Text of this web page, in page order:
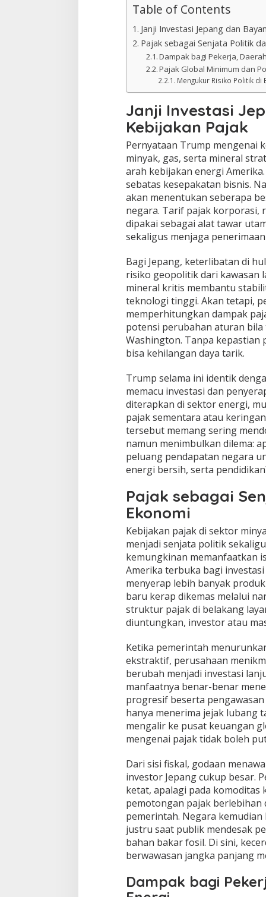
Table of Contents
Janji Investasi Jepang dan
Pajak sebagai Senjata Politik
Dampak bagi Pekerja,
Pajak Global Minimum dan
Mengukur Risiko Politik di
Janji Investasi
Kebijakan Pajak
Pernyataan Trump mengenai
minyak, gas, serta mineral
arah kebijakan energi
sebatas kesepakatan bisnis.
akan menentukan seberapa
negara. Tarif pajak korporasi,
dipakai sebagai alat tawar
sekaligus menjaga
Bagi Jepang, keterlibatan di
risiko geopolitik dari kawasan
mineral kritis membantu
teknologi tinggi. Akan tetapi,
memperhitungkan dampak
potensi perubahan aturan
Washington. Tanpa kepastian
bisa kehilangan daya tarik.
Trump selama ini identik
memacu investasi dan
diterapkan di sektor energi,
pajak sementara atau
tersebut memang sering
namun menimbulkan dilema:
peluang pendapatan negara
energi bersih, serta
Pajak sebagai
Ekonomi
Kebijakan pajak di sektor
menjadi senjata politik
kemungkinan memanfaatkan
Amerika terbuka bagi
menyerap lebih banyak
baru kerap dikemas melalui
struktur pajak di belakang
diuntungkan, investor atau
Ketika pemerintah
ekstraktif, perusahaan
berubah menjadi investasi
manfaatnya benar-benar
progresif beserta
hanya menerima jejak lubang
mengalir ke pusat keuangan
mengenai pajak tidak boleh
Dari sisi fiskal, godaan
investor Jepang cukup besar.
ketat, apalagi pada
pemotongan pajak
pemerintah. Negara
justru saat publik mendesak
bahan bakar fosil. Di sini,
berwawasan jangka panjang
Dampak bagi